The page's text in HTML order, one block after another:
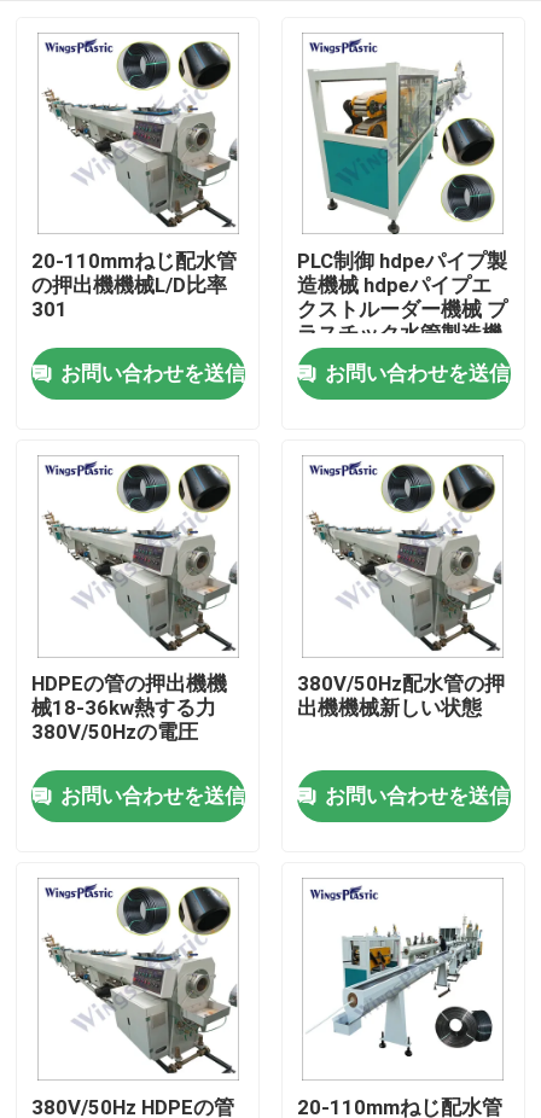
プロダクト
私達について
品質管理
私達に連絡しなさい
プラスチック管の押出機機械
プラスチック管の放出ライン
プラスチック管の押出機機械
HDPEの管の押出機機械
20-110mmねじ配水管
の押出機機械L/D比率
301
お問い合わせを送信
PLC制御 hdpeパイプ製
造機械 hdpeパイプエ
クストルーダー機械 プ
ラスチック水管製造機
械
お問い合わせを送信
HDPEの管の押出機機
械18-36kw熱する力
380V/50Hzの電圧
お問い合わせを送信
380V/50Hz配水管の押
出機機械新しい状態
お問い合わせを送信
380V/50Hz HDPEの管 20-110mmねじ配水管